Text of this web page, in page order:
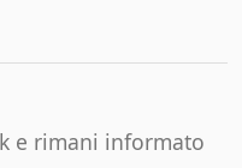
e rimani informato